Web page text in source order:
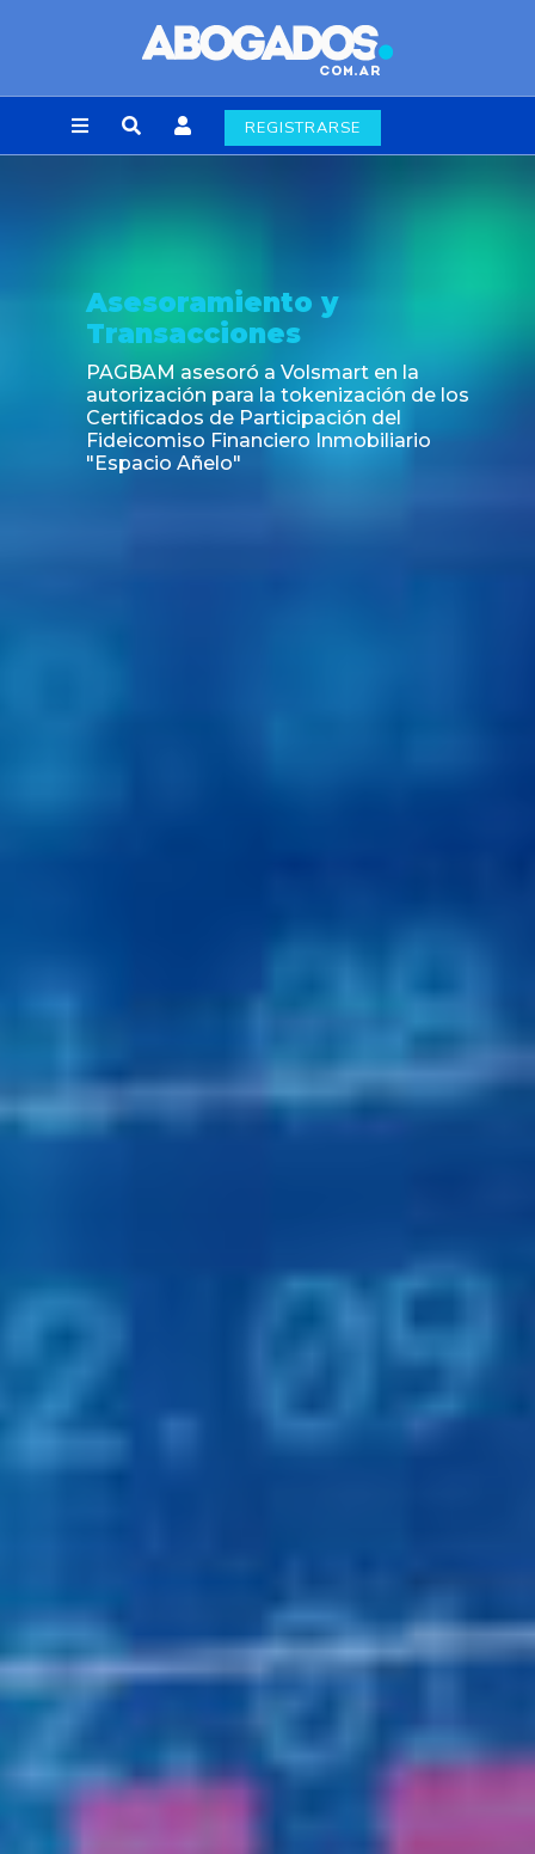
REGISTRARSE
Asesoramiento y
Transacciones
PAGBAM asesoró a Volsmart en la
autorización para la tokenización de los
Certificados de Participación del
Fideicomiso Financiero Inmobiliario
"Espacio Añelo"